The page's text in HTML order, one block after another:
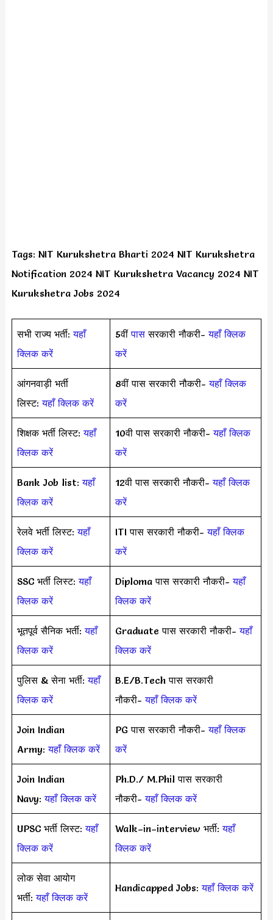
Tags: NIT Kurukshetra Bharti 2024 NIT Kurukshetra
Notification 2024 NIT Kurukshetra Vacancy 2024 NIT
Kurukshetra Jobs 2024
सभी राज्य भर्ती:यहाँ
क्लिक करें
5वींपाससरकारी नौकरी-यहाँ क्लिक
करें
आंगनवाड़ी भर्ती
लिस्ट:यहाँ क्लिक करें
8वीं पास सरकारी नौकरी-यहाँ क्लिक
करें
शिक्षक भर्ती लिस्ट:यहाँ
क्लिक करें
10वी पास सरकारी नौकरी-यहाँ क्लिक
करें
Bank Job list:यहाँ
क्लिक करें
12वी पास सरकारी नौकरी-यहाँ क्लिक
करें
रेलवे भर्ती लिस्ट:यहाँ
क्लिक करें
ITI पास सरकारी नौकरी-यहाँ क्लिक
करें
SSC भर्ती लिस्ट:यहाँ
क्लिक करें
Diploma पास सरकारी नौकरी-यहाँ
क्लिक करें
भूतपूर्व सैनिक भर्ती:यहाँ
क्लिक करें
Graduate पास सरकारी नौकरी-यहाँ
क्लिक करें
पुलिस & सेना भर्ती:यहाँ
क्लिक करें
B.E/B.Tech पास सरकारी
नौकरी-यहाँ क्लिक करें
Join Indian
Army:यहाँ क्लिक करें
PG पास सरकारी नौकरी-यहाँ क्लिक
करें
Join Indian
Navy:यहाँ क्लिक करें
Ph.D./ M.Phil पास सरकारी
नौकरी-यहाँ क्लिक करें
UPSC भर्ती लिस्ट:यहाँ
क्लिक करें
Walk–in–interview भर्ती:यहाँ
क्लिक करें
लोक सेवा आयोग
भर्ती:यहाँ क्लिक करें
Handicapped Jobs:यहाँ क्लिक करें